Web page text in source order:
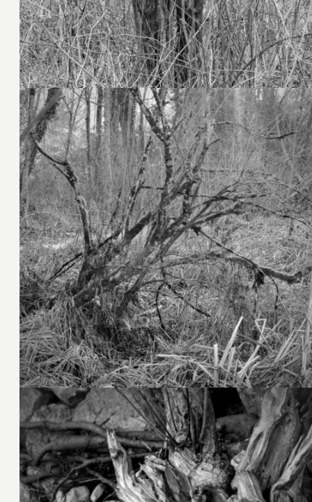
2. Februar 2025